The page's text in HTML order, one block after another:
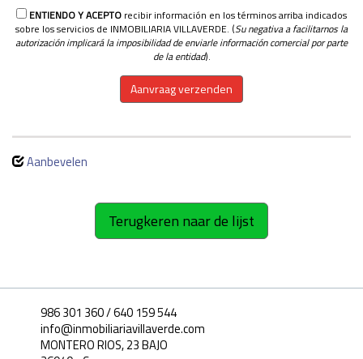
ENTIENDO Y ACEPTO recibir información en los términos arriba indicados
sobre los servicios de INMOBILIARIA VILLAVERDE. (Su negativa a facilitarnos la
autorización implicará la imposibilidad de enviarle información comercial por parte
de la entidad).
Aanvraag verzenden
Aanbevelen
Terugkeren naar de lijst
986 301 360 / 640 159 544
info@inmobiliariavillaverde.com
MONTERO RIOS, 23 BAJO